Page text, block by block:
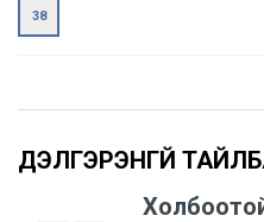
38
Холбоотой